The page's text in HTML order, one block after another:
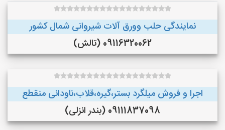
نمایندگی حلب وورق آلات شیروانی شمال کشور
09116320062 (تالش)
اجرا و فروش میلگرد بستر،گیره،قلاب،ناودانی منقطع
09111837098 (بندر انزلی)